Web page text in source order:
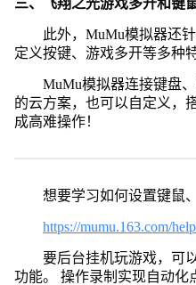
三、飞翔之光游戏多开和键
此外，MuMu模拟器还
定义按键、游戏多开等多种
MuMu模拟器连接键盘
的云方案，也可以自定义，
成高难操作！
想要学习如何设置键鼠
https://mumu.163.com/
要后台挂机玩游戏，可
功能。 操作录制实现自动化